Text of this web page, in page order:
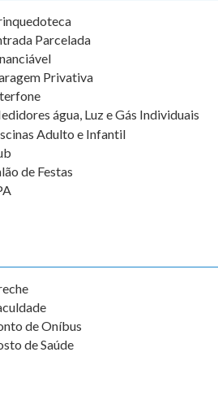
Parcelada
Privativa
água, Luz e Gás Individuais
Adulto e Infantil
de Festas
de Oníbus
de Saúde